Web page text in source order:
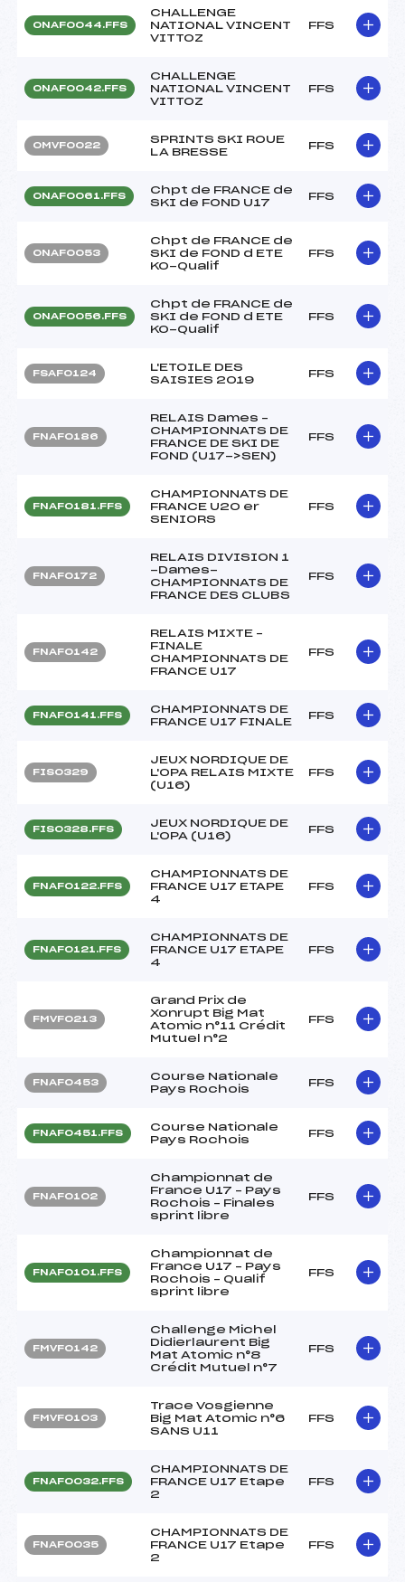
ONAF0044.FFS
CHALLENGE
NATIONAL VINCENT
VITTOZ
FFS
ONAF0042.FFS
CHALLENGE
NATIONAL VINCENT
VITTOZ
FFS
OMVF0022
SPRINTS SKI ROUE
LA BRESSE
FFS
ONAF0061.FFS
Chpt de FRANCE de
SKI de FOND U17
FFS
ONAF0053
Chpt de FRANCE de
SKI de FOND d ETE
KO-Qualif
FFS
ONAF0056.FFS
Chpt de FRANCE de
SKI de FOND d ETE
KO-Qualif
FFS
FSAF0124
L'ETOILE DES
SAISIES 2019
FFS
FNAF0186
RELAIS Dames –
CHAMPIONNATS DE
FRANCE DE SKI DE
FOND (U17->SEN)
FFS
FNAF0181.FFS
CHAMPIONNATS DE
FRANCE U20 er
SENIORS
FFS
FNAF0172
RELAIS DIVISION 1
-Dames-
CHAMPIONNATS DE
FRANCE DES CLUBS
FFS
FNAF0142
RELAIS MIXTE –
FINALE
CHAMPIONNATS DE
FRANCE U17
FFS
FNAF0141.FFS
CHAMPIONNATS DE
FRANCE U17 FINALE
FFS
FIS0329
JEUX NORDIQUE DE
L'OPA RELAIS MIXTE
(U16)
FFS
FIS0328.FFS
JEUX NORDIQUE DE
L'OPA (U16)
FFS
FNAF0122.FFS
CHAMPIONNATS DE
FRANCE U17 ETAPE
4
FFS
FNAF0121.FFS
CHAMPIONNATS DE
FRANCE U17 ETAPE
4
FFS
FMVF0213
Grand Prix de
Xonrupt Big Mat
Atomic n°11 Crédit
Mutuel n°2
FFS
FNAF0453
Course Nationale
Pays Rochois
FFS
FNAF0451.FFS
Course Nationale
Pays Rochois
FFS
FNAF0102
Championnat de
France U17 – Pays
Rochois – Finales
sprint libre
FFS
FNAF0101.FFS
Championnat de
France U17 – Pays
Rochois – Qualif
sprint libre
FFS
FMVF0142
Challenge Michel
Didierlaurent Big
Mat Atomic n°8
Crédit Mutuel n°7
FFS
FMVF0103
Trace Vosgienne
Big Mat Atomic n°6
SANS U11
FFS
FNAF0032.FFS
CHAMPIONNATS DE
FRANCE U17 Etape
2
FFS
FNAF0035
CHAMPIONNATS DE
FRANCE U17 Etape
2
FFS